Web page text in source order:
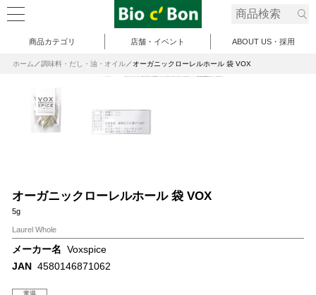
商品カテゴリ 店舗・イベント ABOUT US・採用
ホーム 調味料・だし・油・オイル オーガニックローレルホール 袋 VOX
オーガニックローレルホール 袋 VOX
5g
Laurel Whole
メーカー名 Voxspice
JAN 4580146871062
常温